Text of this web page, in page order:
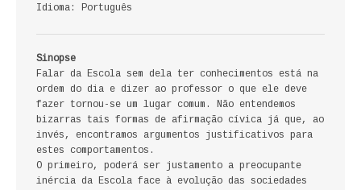
HISTÓRIA DE PORTUGAL
PRÉ-HISTÓRIA
LITERATURA
BIOGRAFIA
Idioma: Português
Sinopse
Falar da Escola sem dela ter conhecimentos está na
ordem do dia e dizer ao professor o que ele deve
fazer tornou-se um lugar comum. Não entendemos
bizarras tais formas de afirmação cívica já que, ao
invés, encontramos argumentos justificativos para
estes comportamentos.
O primeiro, poderá ser justamento a preocupante
inércia da Escola face à evolução das sociedades